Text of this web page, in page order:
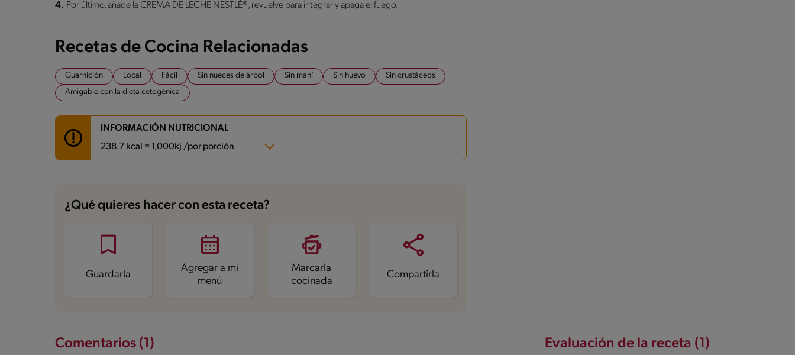
4. Por último, añade la CREMA DE LECHE NESTLÉ®, revuelve para integrar y apaga el fuego.
Recetas de Cocina Relacionadas
Guarnición Local Fácil Sin nueces de árbol Sin maní Sin huevo
Sin crustáceos
Amigable con la dieta cetogénica
INFORMACIÓN NUTRICIONAL
238.7 kcal = 1,000kj /por porción
Energía
238.7 kcal
Grasas 10.2 g
Sodio
¿Qué quieres hacer con esta receta?
Guardarla
Agregar a mi
menú
Marcarla
cocinada
Compartirla
Evaluación de la receta (1)
Comentarios (1)